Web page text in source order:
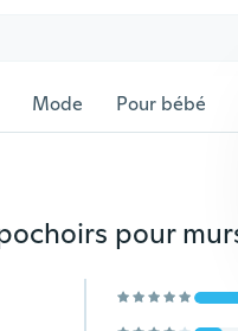
Mode Pour bébé